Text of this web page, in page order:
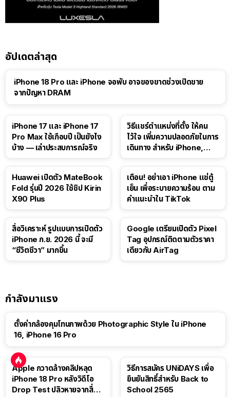
อัปเดตล่าสุด
iPhone 18 Pro และ iPhone จอพับ อาจของขาดช่วงเปิดขาย
จากปัญหา DRAM
iPhone 17 และ iPhone 17
Pro Max ใช้เกือบปี เป็นยังไง
บ้าง — เล่าประสบการณ์จริง
วิธีแชร์ตำแหน่งที่ตั้ง ให้คน
ไว้ใจ เพิ่มความปลอดภัยในการ
เดินทาง สำหรับ iPhone,
Huawei เปิดตัว MateBook
Fold รุ่นปี 2026 ใช้ชิป Kirin
X90 Plus
เตือน! อย่าเอา iPhone แช่ตู้
เย็น เพื่อระบายความร้อน ตาม
คำแนะนำใน TikTok
สื่อวิเคราะห์ รูปแบบการเปิดตัว
iPhone ก.ย. 2026 นี้ จะมี
“ชีวิตชีวา” มากขึ้น
Google เตรียมเปิดตัว Pixel
Tag อุปกรณ์ติดตามตัวราคา
เดียวกับ AirTag
กำลังมาแรง
ตั้งค่ากล้องคุมโทนภาพด้วย Photographic Style ใน iPhone
16, iPhone 16 Pro
Apple กวาดล้างคลิปหลุด
iPhone 18 Pro หลังวิดีโอ
Drop Test ปลิวหายจากสื่อ
วิธีการสมัคร UNiDAYS เพื่อ
ยืนยันสิทธิ์สำหรับ Back to
School 2565